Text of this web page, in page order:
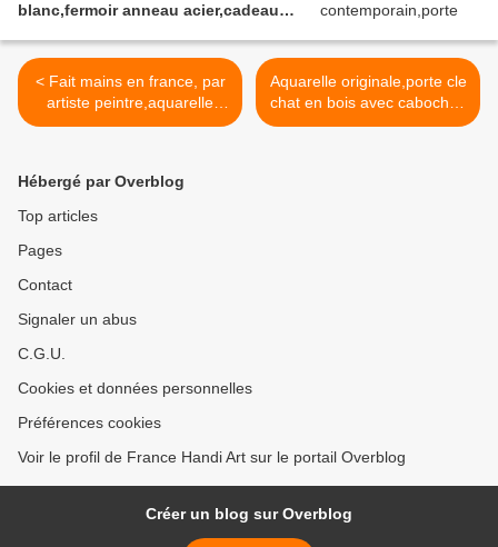
blanc,fermoir anneau acier,cadeau
< Fait mains en france, par
artiste peintre,aquarelle
originale isabelle
20mm,bijou femme,boho
bobo gothique,fashion
Aquarelle originale,porte cle
chat en bois avec cabochon
en verre rond,bleu blanc
Hébergé par Overblog
Top articles
Pages
Contact
Signaler un abus
C.G.U.
Cookies et données personnelles
Préférences cookies
Voir le profil de France Handi Art sur le portail Overblog
Créer un blog sur Overblog